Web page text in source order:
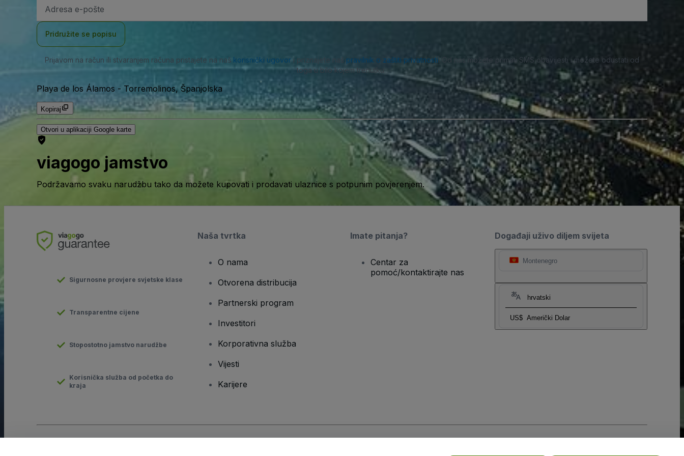
mail
Pridružite se popisu
Prijavom na račun ili stvaranjem računa pristajete na naš korisnički ugovor i priznajete naš pravilnik o zaštiti privatnosti . Od nas možete primati SMS obavijesti i možete odustati od
toga u bilo kojem trenutku.
Playa de los Álamos - Torremolinos, Španjolska
Kopiraj
Otvori u aplikaciji Google karte
viagogo jamstvo
Podržavamo svaku narudžbu tako da možete kupovati i prodavati ulaznice s potpunim povjerenjem.
Događaji uživo diljem svijeta
Montenegro
hrvatski
US$ Američki Dolar
Sigurnosne provjere svjetske klase
Transparentne cijene
Stopostotno jamstvo narudžbe
Korisnička služba od početka do
kraja
Naša tvrtka
O nama
Otvorena distribucija
Partnerski program
Investitori
Korporativna služba
Vijesti
Karijere
Imate pitanja?
Centar za
pomoć/kontaktirajte nas